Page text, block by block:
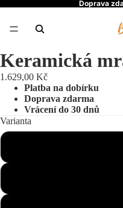
Doprava
Keramická
1.629,00 Kč
Platba na dobírku
Doprava zdarma
Vrácení do 30 dnů
Varianta